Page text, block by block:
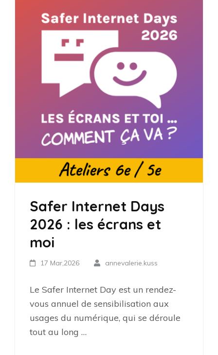
Safer Internet Days
2026 : les écrans et
moi
17 Mar,2026 annevalerie.kuss
Le Safer Internet Day est un rendez-
vous annuel de sensibilisation aux
usages du numérique, qui se déroule
tout au long …